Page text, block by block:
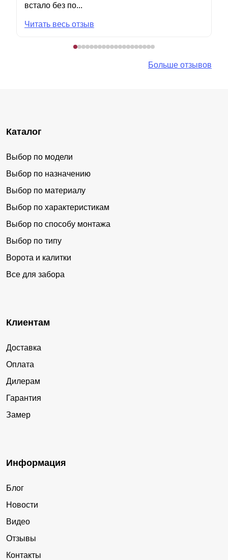
встало без по...
Читать весь отзыв
Больше отзывов
Каталог
Выбор по модели
Выбор по назначению
Выбор по материалу
Выбор по характеристикам
Выбор по способу монтажа
Выбор по типу
Ворота и калитки
Все для забора
Клиентам
Доставка
Оплата
Дилерам
Гарантия
Замер
Информация
Блог
Новости
Видео
Отзывы
Контакты